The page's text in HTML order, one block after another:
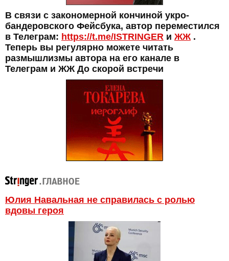
В связи с закономерной кончиной укро-
бандеровского Фейсбука, автор переместился
в Телеграм: https://t.me/ISTRINGER и ЖЖ .
Теперь вы регулярно можете читать
размышлизмы автора на его канале в
Телеграм и ЖЖ До скорой встречи
Юлия Навальная не справилась с ролью
вдовы героя